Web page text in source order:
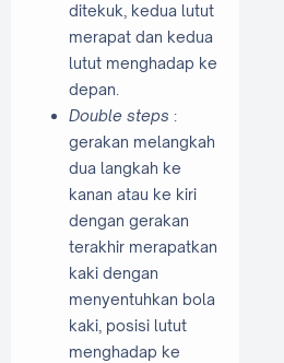
ditekuk, kedua lutut
merapat dan kedua
lutut menghadap ke
depan.
Double steps :
gerakan melangkah
dua langkah ke
kanan atau ke kiri
dengan gerakan
terakhir merapatkan
kaki dengan
menyentuhkan bola
kaki, posisi lutut
menghadap ke